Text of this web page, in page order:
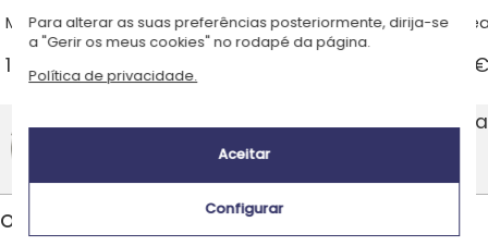
Mochilas Stephen Joseph
18 ideias de 34,90 € >
Mochilas L'Oiseau
12 ideias de 45,90
Avaliações de produtos
O saco de piscina personalizado: prático e original
Para alterar as suas preferências posteriormente, dirija-se
a "Gerir os meus cookies" no rodapé da página.
Política de privacidade.
Aceitar
Configurar